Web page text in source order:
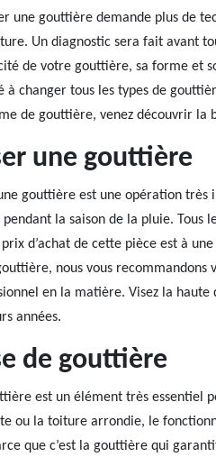
une gouttière demande plus de
Un diagnostic sera fait avant
de votre gouttière, sa forme et
à changer tous les types de
de gouttière, venez découvrir la
une gouttière
gouttière est une opération très
la saison de la pluie. Tous
d’achat de cette pièce est à
nous vous
en la matière. Visez la
années.
de gouttière
est un élément très essentiel
ou la toiture arrondie, le
que c’est la gouttière qui